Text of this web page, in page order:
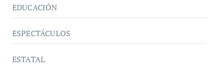
EDUCACIÓN
ESPECTÁCULOS
ESTATAL